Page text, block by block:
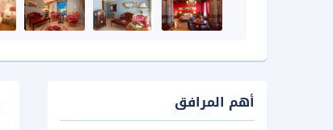
أهم المرافق